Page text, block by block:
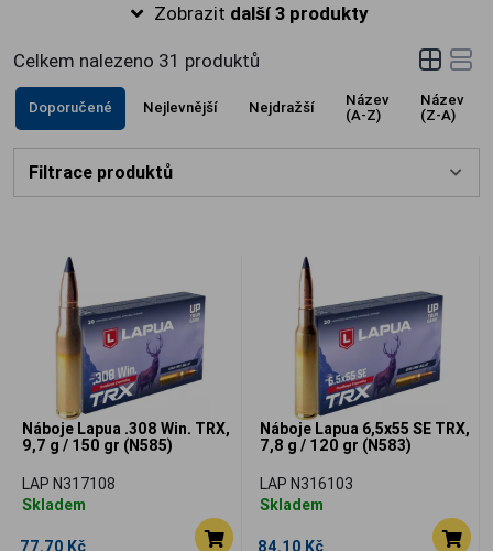
Zobrazit další 3 produkty
Celkem nalezeno 31 produktů
Doporučené Nejlevnější Nejdražší
Název
(A-Z)
Název
(Z-A)
Filtrace produktů
Náboje Lapua .308 Win. TRX,
9,7 g / 150 gr (N585)
LAP N317108
Skladem
77.70 Kč
Náboje Lapua 6,5x55 SE TRX,
7,8 g / 120 gr (N583)
LAP N316103
Skladem
84.10 Kč